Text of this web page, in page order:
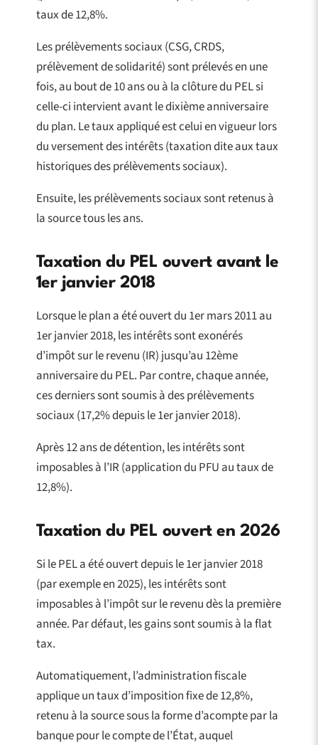
taux de 12,8%.
Les prélèvements sociaux (CSG, CRDS,
prélèvement de solidarité) sont prélevés en une
fois, au bout de 10 ans ou à la clôture du PEL si
celle-ci intervient avant le dixième anniversaire
du plan. Le taux appliqué est celui en vigueur lors
du versement des intérêts (taxation dite aux taux
historiques des prélèvements sociaux).
Ensuite, les prélèvements sociaux sont retenus à
la source tous les ans.
Taxation du PEL ouvert avant le
1er janvier 2018
Lorsque le plan a été ouvert du 1er mars 2011 au
1er janvier 2018, les intérêts sont exonérés
d’impôt sur le revenu (IR) jusqu’au 12ème
anniversaire du PEL. Par contre, chaque année,
ces derniers sont soumis à des prélèvements
sociaux (17,2% depuis le 1er janvier 2018).
Après 12 ans de détention, les intérêts sont
imposables à l’IR (application du PFU au taux de
12,8%).
Taxation du PEL ouvert en 2026
Si le PEL a été ouvert depuis le 1er janvier 2018
(par exemple en 2025), les intérêts sont
imposables à l’impôt sur le revenu dès la première
année. Par défaut, les gains sont soumis à la flat
tax.
Automatiquement, l’administration fiscale
applique un taux d’imposition fixe de 12,8%,
retenu à la source sous la forme d’acompte par la
banque pour le compte de l’État, auquel